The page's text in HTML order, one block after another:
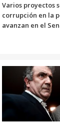
Varios proyectos
corrupción en la
avanzan en el